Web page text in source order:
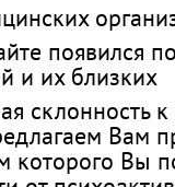
появился
и их близких
склонность
Вам
которого Вы